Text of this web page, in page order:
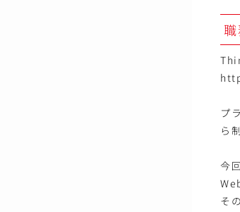
プ
ら
今
そ